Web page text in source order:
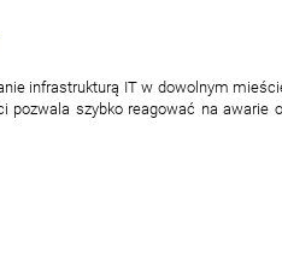
infrastrukturą IT w dowolnym
pozwala szybko reagować na awarie